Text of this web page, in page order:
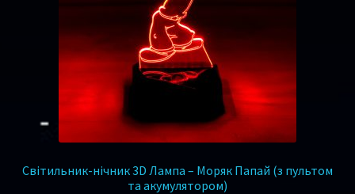
Музика
Оплата та Доставка
Відгуки
Світильник-нічник 3D Лампа – Моряк Папай (з пультом
та акумулятором)